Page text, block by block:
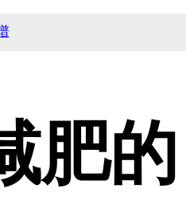
肥的